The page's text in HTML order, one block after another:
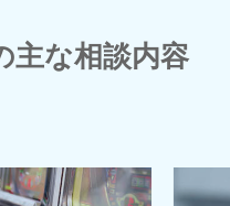
主な相談内容